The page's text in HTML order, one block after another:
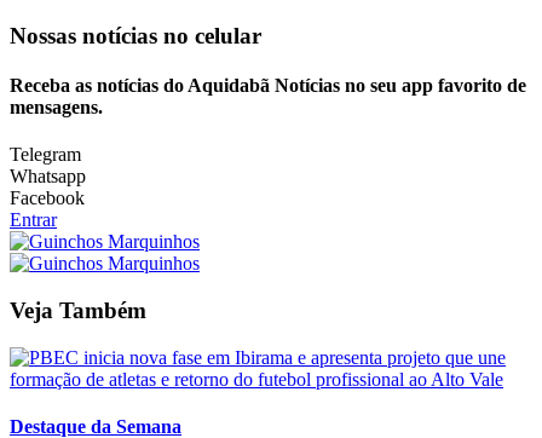
Nossas notícias no celular
Receba as notícias do Aquidabã Notícias no seu app favorito de
mensagens.
Telegram
Whatsapp
Facebook
Entrar
Veja Também
Destaque da Semana